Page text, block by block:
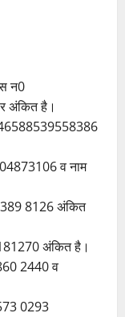
न0
अंकित है।
व नाम
8126 अंकित
अंकित है।
2440 व
0293